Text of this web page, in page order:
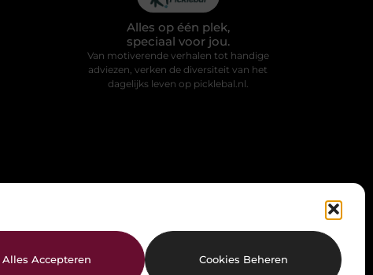
Alles Accepteren Cookies Beheren
Alles op één plek,
speciaal voor jou.
Van motiverende verhalen tot handige
adviezen, verken de diversiteit van het
dagelijks leven op picklebal.nl.